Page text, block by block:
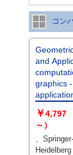
コン
and
graphics
￥4,797
～）
、
Heidelberg